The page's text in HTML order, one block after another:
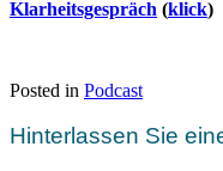
Klarheitsgespräch (klick)
Posted in Podcast
Hinterlassen Sie